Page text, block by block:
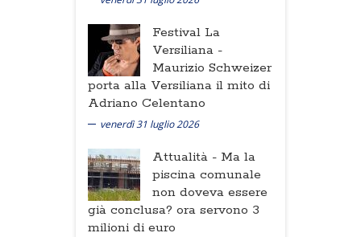
Festival La
Versiliana -
Maurizio Schweizer
porta alla Versiliana il mito di
Adriano Celentano
venerdì 31 luglio 2026
Attualità - Ma la
piscina comunale
non doveva essere
già conclusa? ora servono 3
milioni di euro